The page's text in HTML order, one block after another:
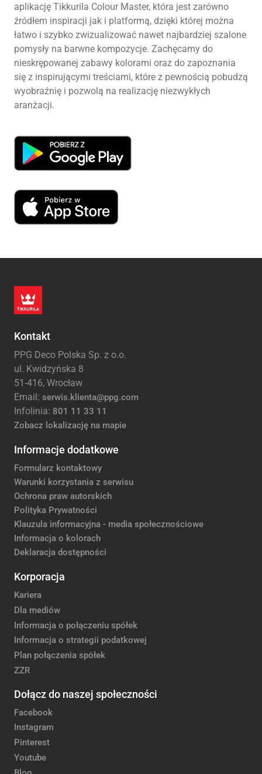
aplikację Tikkurila Colour Master, która jest zarówno
źródłem inspiracji jak i platformą, dzięki której można
łatwo i szybko zwizualizować nawet najbardziej szalone
pomysły na barwne kompozycje. Zachęcamy do
nieskrępowanej zabawy kolorami oraz do zapoznania
się z inspirującymi treściami, które z pewnością pobudzą
wyobraźnię i pozwolą na realizację niezwykłych
aranżacji.
Kontakt
PPG Deco Polska Sp. z o.o.
ul. Kwidzyńska 8
51-416, Wrocław
Email: serwis.klienta@ppg.com
Infolinia: 801 11 33 11
Zobacz lokalizację na mapie
Informacje dodatkowe
Formularz kontaktowy
Warunki korzystania z serwisu
Ochrona praw autorskich
Polityka Prywatności
Klauzula informacyjna - media społecznościowe
Informacja o kolorach
Deklaracja dostępności
Korporacja
Kariera
Dla mediów
Informacja o połączeniu spółek
Informacja o strategii podatkowej
Plan połączenia spółek
ZZR
Dołącz do naszej społeczności
Facebook
Instagram
Pinterest
Youtube